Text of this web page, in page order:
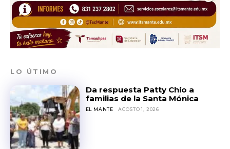
LO ÚTIMO
Da respuesta Patty Chío a
familias de la Santa Mónica
EL MANTE AGOSTO 1, 2026